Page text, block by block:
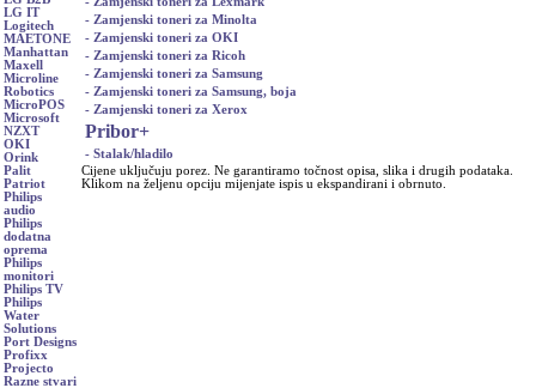
LG IT
Logitech
MAETONE
Manhattan
Maxell
Microline
Robotics
MicroPOS
Microsoft
NZXT
OKI
Orink
Palit
Patriot
Philips
audio
Philips
dodatna
oprema
Philips
monitori
Philips TV
Philips
Water
Solutions
Port Designs
Profixx
Projecto
Razne stvari
- Zamjenski toneri za Minolta
- Zamjenski toneri za OKI
- Zamjenski toneri za Ricoh
- Zamjenski toneri za Samsung
- Zamjenski toneri za Samsung, boja
- Zamjenski toneri za Xerox
Pribor+
- Stalak/hladilo
Cijene uključuju porez. Ne garantiramo točnost opisa, slika i drugih podataka.
Klikom na željenu opciju mijenjate ispis u ekspandirani i obrnuto.